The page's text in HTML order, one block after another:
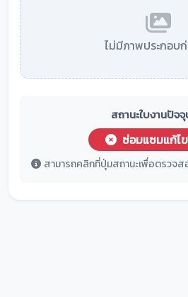
ไม่มีภาพประกอบ
สถานะใบงานปัจ
ซ่อมแซมแก้ไ
สามารถคลิกที่ปุ่มสถานะเพื่อตรวจส